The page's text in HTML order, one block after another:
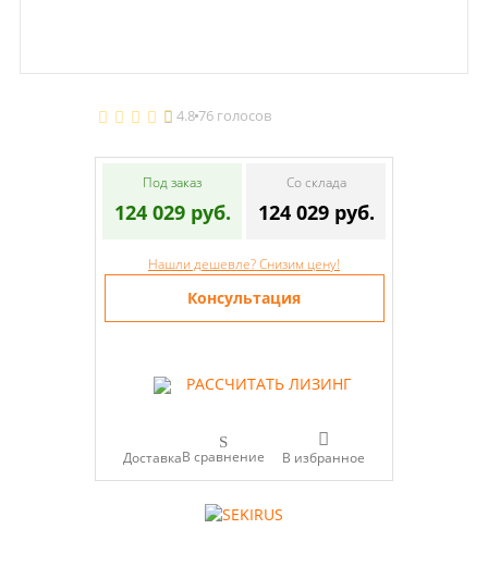
4.876 голосов
Под заказ
124 029 руб.
Со склада
124 029 руб.
Нашли дешевле? Снизим цену!
Консультация
РАССЧИТАТЬ ЛИЗИНГ
ДоставкаВ сравнение